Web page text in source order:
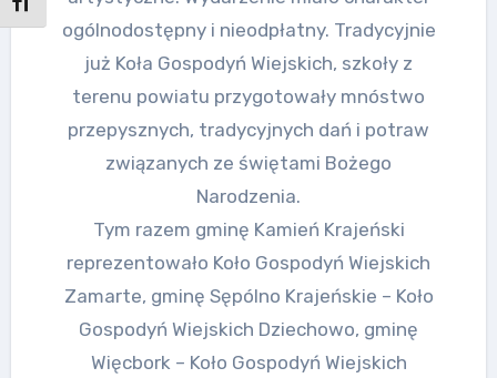
Zmień rozmiar czcionek
ogólnodostępny i nieodpłatny. Tradycyjnie
już Koła Gospodyń Wiejskich, szkoły z
terenu powiatu przygotowały mnóstwo
przepysznych, tradycyjnych dań i potraw
związanych ze świętami Bożego
Narodzenia.
Tym razem gminę Kamień Krajeński
reprezentowało Koło Gospodyń Wiejskich
Zamarte, gminę Sępólno Krajeńskie – Koło
Gospodyń Wiejskich Dziechowo, gminę
Więcbork – Koło Gospodyń Wiejskich